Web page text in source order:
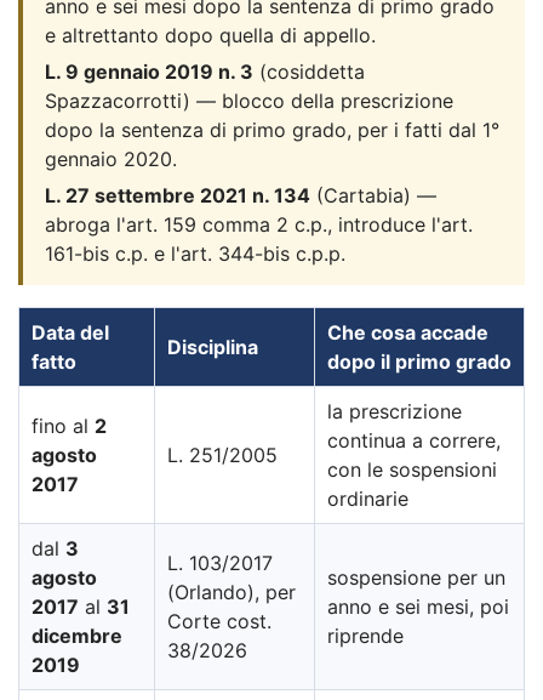
anno e sei mesi dopo la sentenza di primo grado
e altrettanto dopo quella di appello.
L. 9 gennaio 2019 n. 3 (cosiddetta
Spazzacorrotti) — blocco della prescrizione
dopo la sentenza di primo grado, per i fatti dal 1°
gennaio 2020.
L. 27 settembre 2021 n. 134 (Cartabia) —
abroga l'art. 159 comma 2 c.p., introduce l'art.
161-bis c.p. e l'art. 344-bis c.p.p.
Data del
fatto
Disciplina
Che cosa accade
dopo il primo grado
fino al 2
agosto
2017
L. 251/2005
la prescrizione
continua a correre,
con le sospensioni
ordinarie
dal 3
agosto
2017 al 31
dicembre
2019
L. 103/2017
(Orlando), per
Corte cost.
38/2026
sospensione per un
anno e sei mesi, poi
riprende